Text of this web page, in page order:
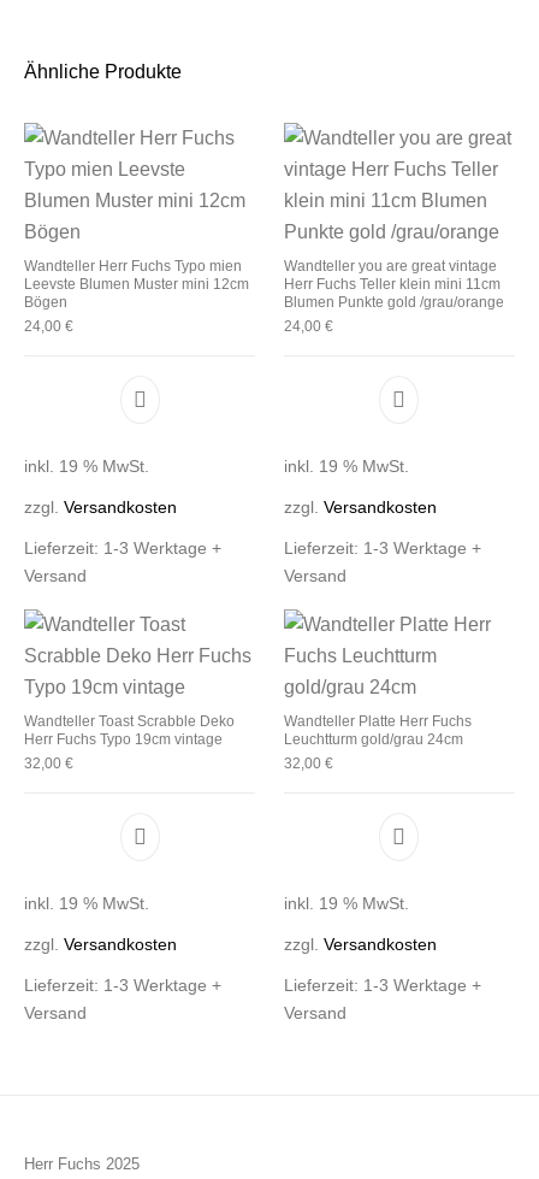
Ähnliche Produkte
Wandteller Herr Fuchs Typo mien
Leevste Blumen Muster mini 12cm
Bögen
24,00€
inkl. 19 % MwSt.
zzgl.Versandkosten
Lieferzeit: 1-3 Werktage +
Versand
Wandteller you are great vintage
Herr Fuchs Teller klein mini 11cm
Blumen Punkte gold /grau/orange
24,00 €
inkl. 19 % MwSt.
zzgl. Versandkosten
Lieferzeit: 1-3 Werktage +
Versand
Wandteller Toast Scrabble Deko
Herr Fuchs Typo 19cm vintage
32,00€
inkl. 19 % MwSt.
zzgl.Versandkosten
Lieferzeit: 1-3 Werktage +
Versand
Wandteller Platte Herr Fuchs
Leuchtturm gold/grau 24cm
32,00 €
inkl. 19 % MwSt.
zzgl. Versandkosten
Lieferzeit: 1-3 Werktage +
Versand
Herr Fuchs 2025